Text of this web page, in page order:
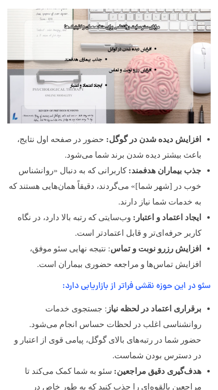
ی
ت
ر
و
ا
ش
ن
س
ی
افزایش دیده شدن در گوگل: حضور در صفحه اول نتایج،
باعث بیشتر دیده شدن برند شما می‌شود.
جذب بیماران هدفمند: کاربرانی که به دنبال «روانشناس
خوب در [شهر شما]» می‌گردند، دقیقاً همان‌هایی هستند که
به خدمات شما نیاز دارند.
ایجاد اعتماد و اعتبار: وب‌سایتی که رتبه بالا دارد، در نگاه
کاربر حرفه‌ای‌تر و قابل اعتمادتر است.
افزایش رزرو نوبت و تماس: نتیجه نهایی سئو موفق،
افزایش تماس‌ها و مراجعه حضوری بیماران است.
سئو در این حوزه نقشی فراتر از بازاریابی دارد:
برقراری اعتماد در لحظه نیاز : جستجوی خدمات
روانشناسی اغلب در لحظات حساس انجام می‌شود.
حضور شما در رتبه‌های بالای گوگل، پیامی قوی از اعتبار و
در دسترس بودن شماست.
هدف‌گیری دقیق مراجعین: سئو به شما کمک می‌کند تا
مراجعین بالقوه‌ای را جذب کنید که به طور خاص در